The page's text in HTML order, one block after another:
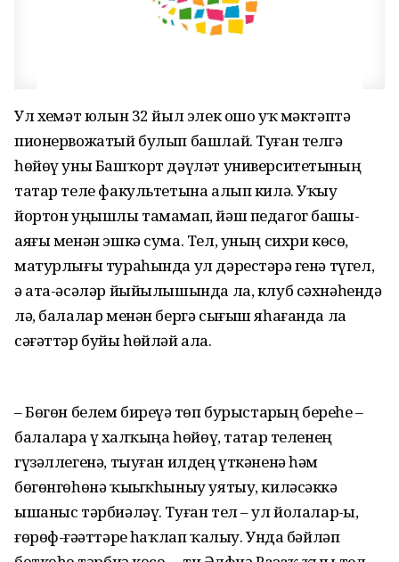
Ул хеҙмәт юлын 32 йыл элек ошо уҡ мәктәптә
пионервожатый булып башлай. Туған телгә
һөйөү уны Башҡорт дәүләт университетының
татар теле факультетына алып килә. Уҡыу
йортон уңышлы тамамап, йәш педагог башы-
аяғы менән эшкә сума. Тел, уның сихри көсө,
матурлығы тураһында ул дәрестәрҙә генә түгел,
ә ата-әсәләр йыйылышында ла, клуб сәхнәһендә
лә, балалар менән бергә сығыш яһағанда ла
сәғәттәр буйы һөйләй ала.
– Бөгөн белем биреүҙә төп бурыстарҙың береһе –
балаларҙа үҙ халҡыңа һөйөү, татар теленең
гүзәллегенә, тыуған илдең үткәненә һәм
бөгөнгөһөнә ҡыҙыҡһыныу уятыу, киләсәккә
ышаныс тәрбиәләү. Туған тел – ул йолалар-ҙы,
ғөрөф-ғәҙәттәрҙе һаҡлап ҡалыу. Унда бәйләп